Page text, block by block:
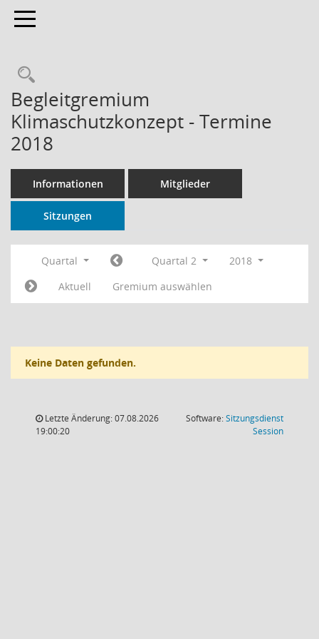
Toggle navigation
Rechercheauswahl
Begleitgremium
Klimaschutzkonzept - Termine
2018
Informationen Mitglieder
Sitzungen
Quartal Quartal 2
2018
Aktuell
Gremium auswählen
Keine Daten gefunden.
Letzte Änderung: 07.08.2026
19:00:20
Software:Sitzungsdienst
Session(Wird in